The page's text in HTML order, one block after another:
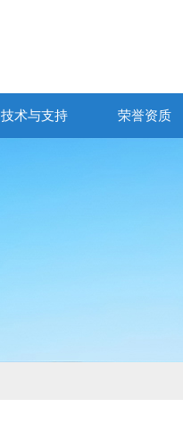
技术与支持 荣誉资质